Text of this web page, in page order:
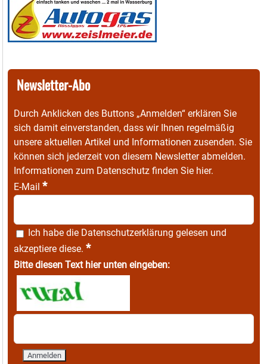
Newsletter-Abo
Durch Anklicken des Buttons „Anmelden“ erklären Sie
sich damit einverstanden, dass wir Ihnen regelmäßig
unsere aktuellen Artikel und Informationen zusenden. Sie
können sich jederzeit von diesem Newsletter abmelden.
Informationen zum Datenschutz finden Sie hier.
E-Mail *
Ich habe die Datenschutzerklärung gelesen und
akzeptiere diese. *
Bitte diesen Text hier unten eingeben: